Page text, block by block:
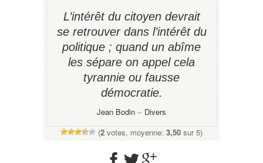
L’intérêt du citoyen devrait
se retrouver dans l’intérêt du
politique ; quand un abîme
les sépare on appel cela
tyrannie ou fausse
démocratie.
Jean Bodin − Divers
(2 votes, moyenne: 3,50 sur 5)